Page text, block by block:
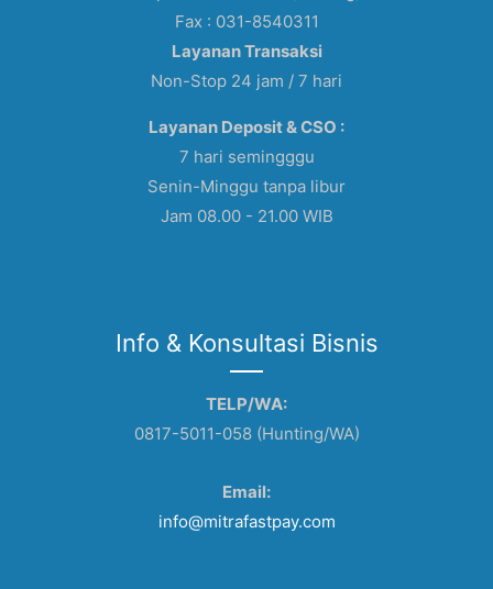
Fax : 031-8540311
Layanan Transaksi
Non-Stop 24 jam / 7 hari
Layanan Deposit & CSO :
7 hari semingggu
Senin-Minggu tanpa libur
Jam 08.00 - 21.00 WIB
Info & Konsultasi Bisnis
TELP/WA:
0817-5011-058 (Hunting/WA)
Email:
info@mitrafastpay.com